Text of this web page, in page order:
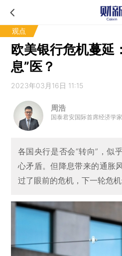
观点
欧美银行危机蔓延
息”医？
2023年03月16日 11:15
周浩
国泰君安国际首席经济学家
各国央行是否会“转向”，似
心矛盾。但降息带来的通胀
过了眼前的危机，下一轮危